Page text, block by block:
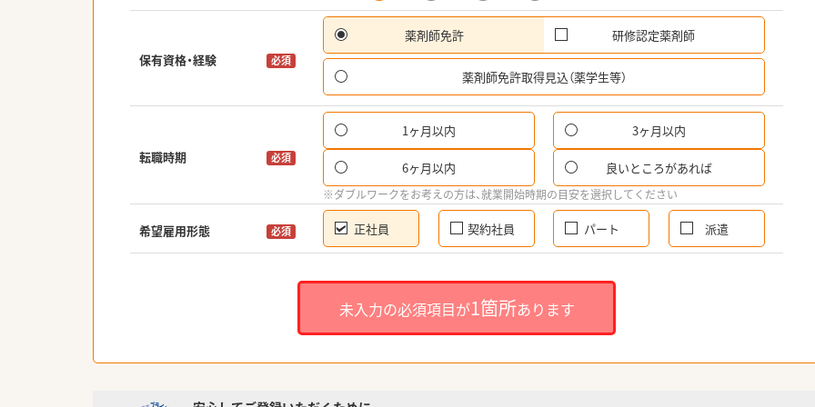
保有資格・経験 必須
薬剤師免許 研修認定薬剤師
薬剤師免許取得見込（薬学生等）
転職時期 必須
1ヶ月以内 3ヶ月以内
6ヶ月以内 良いところがあれば
※ダブルワークをお考えの方は、就業開始時期の目安を選択してください
希望雇用形態 必須 正社員 契約社員 パート 派遣
未入力の必須項目が1箇所あります